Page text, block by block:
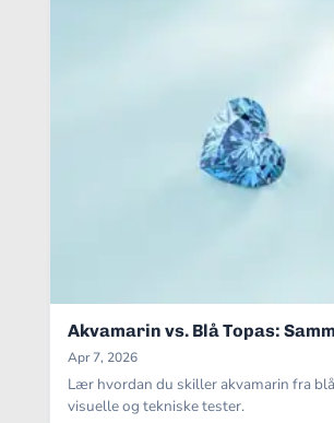
Akvamarin vs. Blå Topas:
Apr 7, 2026
Lær hvordan du skiller akvamarin fra
visuelle og tekniske tester.